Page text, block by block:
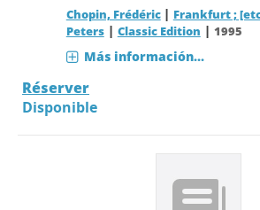
Chopin, Frédéric | Frankfurt ;
Peters| Classic Edition | 1995
Más información...
Réserver
Disponible